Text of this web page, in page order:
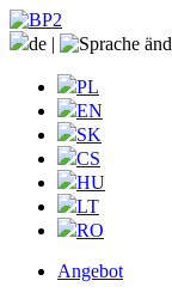
de |
PL
EN
SK
CS
HU
LT
RO
Angebot